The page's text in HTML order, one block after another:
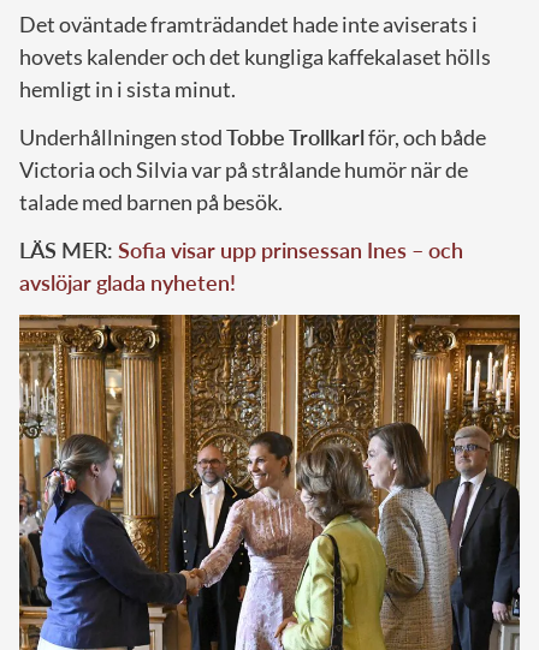
Det oväntade framträdandet hade inte aviserats i
hovets kalender och det kungliga kaffekalaset hölls
hemligt in i sista minut.
Underhållningen stodTobbe Trollkarlför, och både
Victoria och Silvia var på strålande humör när de
talade med barnen på besök.
LÄS MER: Sofia visar upp prinsessan Ines – och
avslöjar glada nyheten!